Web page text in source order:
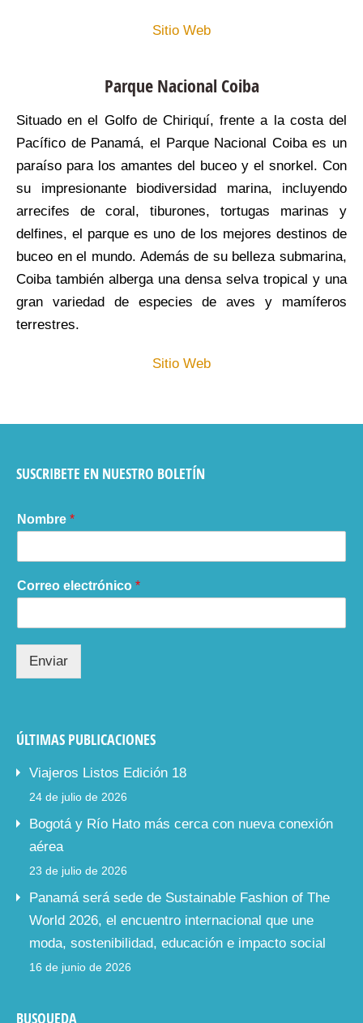
Sitio Web
Parque Nacional Coiba
Situado en el Golfo de Chiriquí, frente a la costa del
Pacífico de Panamá, el Parque Nacional Coiba es un
paraíso para los amantes del buceo y el snorkel. Con
su impresionante biodiversidad marina, incluyendo
arrecifes de coral, tiburones, tortugas marinas y
delfines, el parque es uno de los mejores destinos de
buceo en el mundo. Además de su belleza submarina,
Coiba también alberga una densa selva tropical y una
gran variedad de especies de aves y mamíferos
terrestres.
Sitio Web
SUSCRIBETE EN NUESTRO BOLETÍN
Nombre *
Correo electrónico *
Enviar
ÚLTIMAS PUBLICACIONES
Viajeros Listos Edición 18
24 de julio de 2026
Bogotá y Río Hato más cerca con nueva conexión
aérea
23 de julio de 2026
Panamá será sede de Sustainable Fashion of The
World 2026, el encuentro internacional que une
moda, sostenibilidad, educación e impacto social
16 de junio de 2026
BUSQUEDA